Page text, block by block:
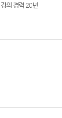
강의 경력 20년